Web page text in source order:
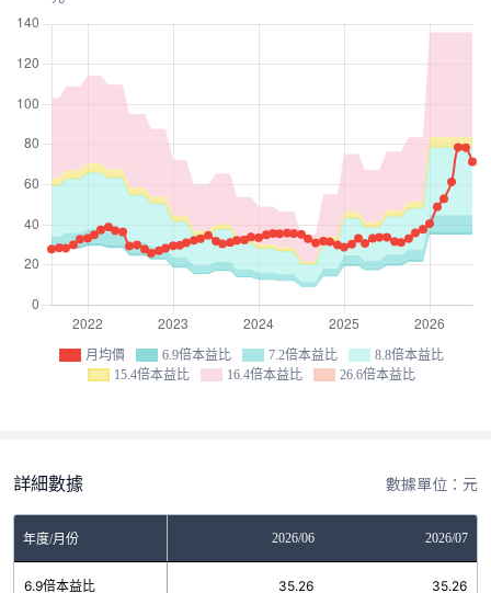
月均價 6.9倍本益比 7.2倍本益比
8.8倍本益比
15.4倍本益比
16.4倍本益比 26.6倍本益比
詳細數據 數據單位：元
年度/月份 2026/06 2026/07
6.9倍本益比 35.26 35.26